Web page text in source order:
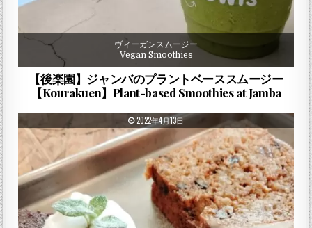
ヴィーガンスムージー
Vegan Smoothies
【後楽園】ジャンバのプラントベーススムージー
【Kourakuen】Plant-based Smoothies at Jamba
PUBLISHED DATE:
2022年4月13日